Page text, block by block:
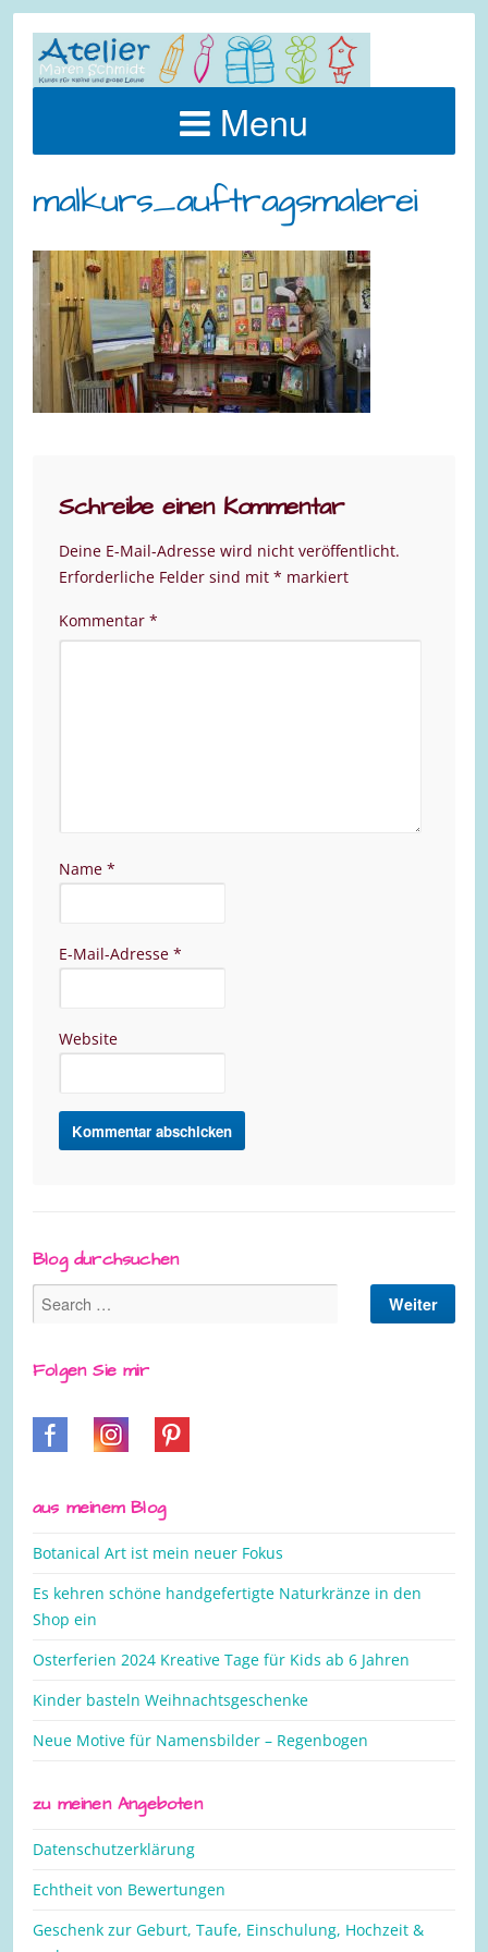
Menu
malkurs_auftragsmalerei
Schreibe einen Kommentar
Deine E-Mail-Adresse wird nicht veröffentlicht.
Erforderliche Felder sind mit * markiert
Kommentar *
Name *
E-Mail-Adresse *
Website
Blog durchsuchen
Folgen Sie mir
aus meinem Blog
Botanical Art ist mein neuer Fokus
Es kehren schöne handgefertigte Naturkränze in den
Shop ein
Osterferien 2024 Kreative Tage für Kids ab 6 Jahren
Kinder basteln Weihnachtsgeschenke
Neue Motive für Namensbilder – Regenbogen
zu meinen Angeboten
Datenschutzerklärung
Echtheit von Bewertungen
Geschenk zur Geburt, Taufe, Einschulung, Hochzeit &